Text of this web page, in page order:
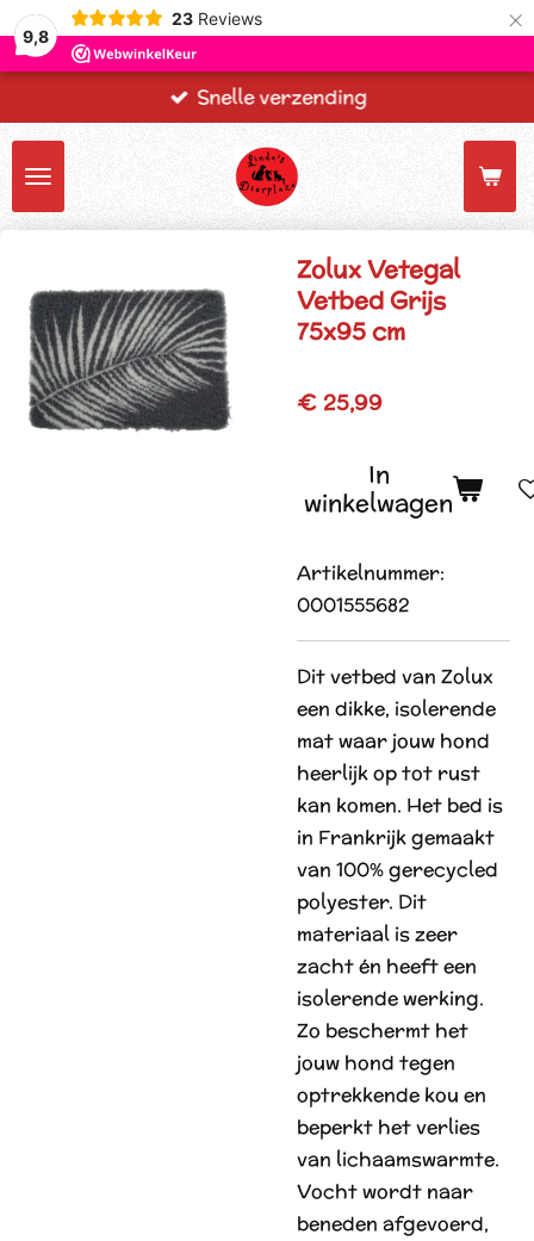
9,8
23 Reviews ×
Snelle verzending
Zolux Vetegal
Vetbed Grijs
75x95 cm
€ 25,99
In
winkelwagen
Artikelnummer:
0001555682
Dit vetbed van Zolux
een dikke, isolerende
mat waar jouw hond
heerlijk op tot rust
kan komen. Het bed is
in Frankrijk gemaakt
van 100% gerecycled
polyester. Dit
materiaal is zeer
zacht én heeft een
isolerende werking.
Zo beschermt het
jouw hond tegen
optrekkende kou en
beperkt het verlies
van lichaamswarmte.
Vocht wordt naar
beneden afgevoerd,